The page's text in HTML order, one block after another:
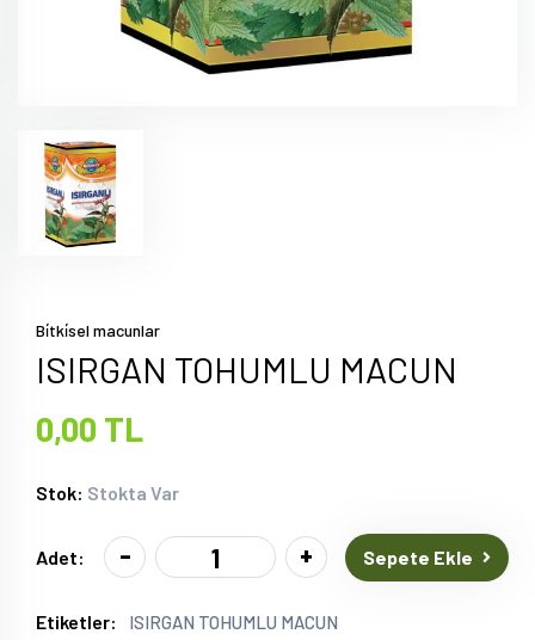
Bi̇tki̇sel macunlar
ISIRGAN TOHUMLU MACUN
0,00 TL
Stok: Stokta Var
Adet: - + Sepete Ekle
Etiketler: ISIRGAN TOHUMLU MACUN